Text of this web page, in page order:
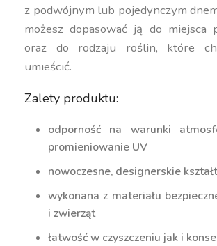
z podwójnym lub pojedynczym
możesz dopasować ją do miejsca
oraz do rodzaju roślin, które
umieścić.
Zalety produktu:
odporność na warunki
promieniowanie UV
nowoczesne, designerskie
wykonana z materiału
i zwierząt
łatwość w czyszczeniu jak i